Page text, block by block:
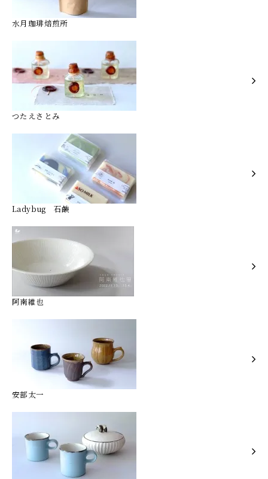
水月珈琲焙煎所
つたえさとみ
Ladybug 石鹸
阿南維也
安部太一